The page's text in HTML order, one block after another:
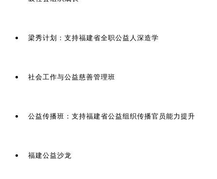
梁秀计划：支持福建省全职公益人深造学
社会工作与公益慈善管理班
公益传播班：支持福建省公益组织传播官员能力提升
福建公益沙龙